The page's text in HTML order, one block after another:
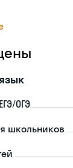
ОГЭ
школьников